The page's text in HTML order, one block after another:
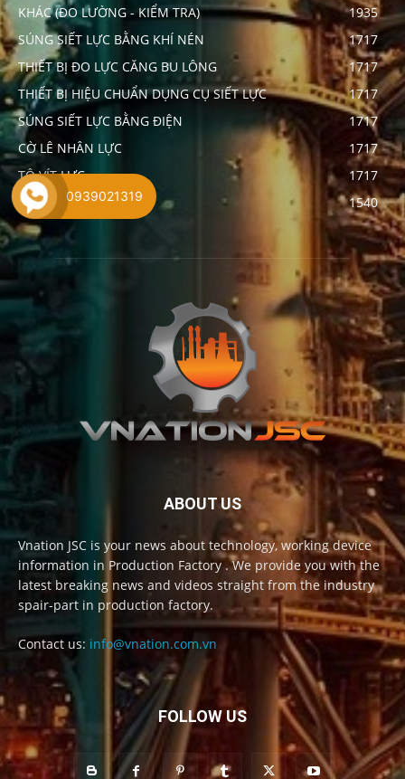
KHÁC (ĐO LƯỜNG - KIỂM TRA)
1935
SÚNG SIẾT LỰC BẰNG KHÍ NÉN
1717
THIẾT BỊ ĐO LỰC CĂNG BU LÔNG
1717
THIẾT BỊ HIỆU CHUẨN DỤNG CỤ SIẾT LỰC
1717
SÚNG SIẾT LỰC BẰNG ĐIỆN
1717
CỜ LÊ NHÂN LỰC
1717
TÔ VÍT LỰC
1717
SẢN PHẨM
1540
ABOUT US
Vnation JSC is your news about technology, working device
information in Production Factory . We provide you with the
latest breaking news and videos straight from the industry
spair-part in production factory.
Contact us: info@vnation.com.vn
FOLLOW US
0939021319